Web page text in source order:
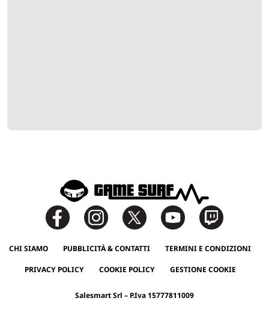
CHI SIAMO PUBBLICITÀ & CONTATTI TERMINI E CONDIZIONI
PRIVACY POLICY COOKIE POLICY GESTIONE COOKIE
Salesmart Srl – P.Iva 15777811009